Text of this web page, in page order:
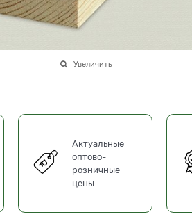
Увеличить
Актуальные
оптово-
розничные
цены